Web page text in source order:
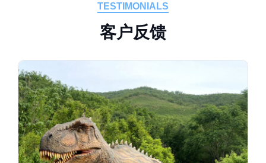
TESTIMONIALS
客户反馈